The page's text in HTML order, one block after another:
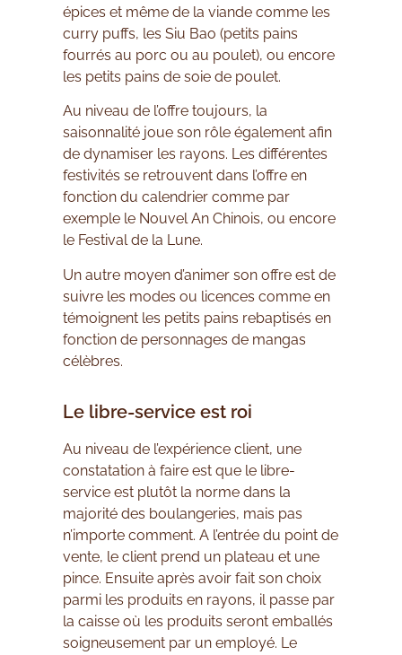
épices et même de la viande comme les
curry puffs, les Siu Bao (petits pains
fourrés au porc ou au poulet), ou encore
les petits pains de soie de poulet.
Au niveau de l’offre toujours, la
saisonnalité joue son rôle également afin
de dynamiser les rayons. Les différentes
festivités se retrouvent dans l’offre en
fonction du calendrier comme par
exemple le Nouvel An Chinois, ou encore
le Festival de la Lune.
Un autre moyen d’animer son offre est de
suivre les modes ou licences comme en
témoignent les petits pains rebaptisés en
fonction de personnages de mangas
célèbres.
Le libre-service est roi
Au niveau de l’expérience client, une
constatation à faire est que le libre-
service est plutôt la norme dans la
majorité des boulangeries, mais pas
n’importe comment. A l’entrée du point de
vente, le client prend un plateau et une
pince. Ensuite après avoir fait son choix
parmi les produits en rayons, il passe par
la caisse où les produits seront emballés
soigneusement par un employé. Le